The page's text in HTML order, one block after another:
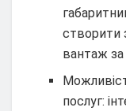
створити
вантаж
послуг: